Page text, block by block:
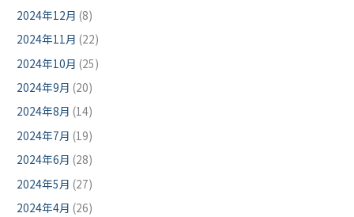
2024年12月 (8)
2024年11月 (22)
2024年10月 (25)
2024年9月 (20)
2024年8月 (14)
2024年7月 (19)
2024年6月 (28)
2024年5月 (27)
2024年4月 (26)